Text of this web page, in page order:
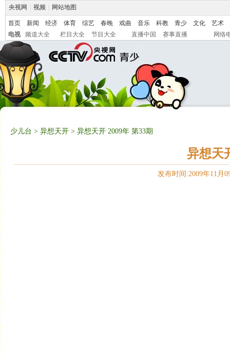
央视网 视频 网站地图
首页 新闻 经济 体育 综艺 春晚 戏曲 音乐 科教 青少 文化
艺术
电视
频道大全 栏目大全 节目大全 直播中国 赛事直播 网络
少儿台 > 异想天开 > 异想天开 2009年 第33期
异想天
发布时间:2009年11月